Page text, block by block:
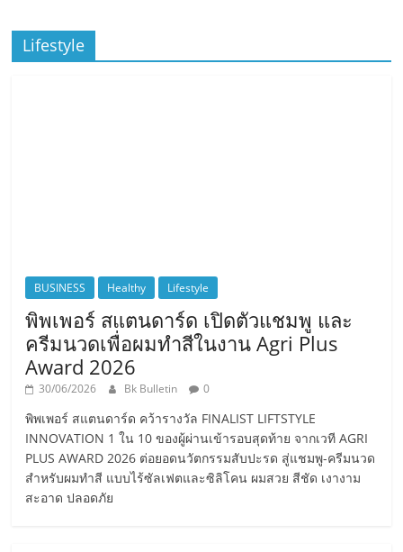
Lifestyle
BUSINESS Healthy Lifestyle
พิพเพอร์ สแตนดาร์ด เปิดตัวแชมพู และ
ครีมนวดเพื่อผมทำสีในงาน Agri Plus
Award 2026
30/06/2026 Bk Bulletin 0
พิพเพอร์ สแตนดาร์ด คว้ารางวัล FINALIST LIFTSTYLE
INNOVATION 1 ใน 10 ของผู้ผ่านเข้ารอบสุดท้าย จากเวที AGRI
PLUS AWARD 2026 ต่อยอดนวัตกรรมสับปะรด สู่แชมพู-ครีมนวด
สำหรับผมทำสี แบบไร้ซัลเฟตและซิลิโคน ผมสวย สีชัด เงางาม
สะอาด ปลอดภัย